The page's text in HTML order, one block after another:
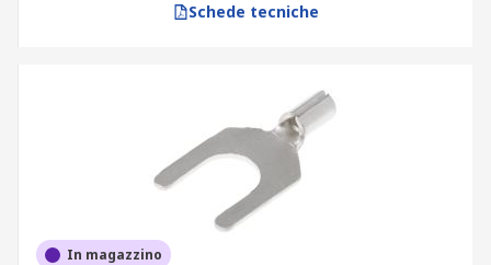
Schede tecniche
In magazzino